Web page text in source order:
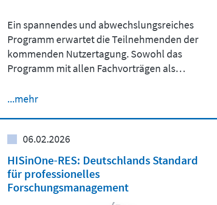
Ein spannendes und abwechslungsreiches
Programm erwartet die Teilnehmenden der
kommenden Nutzertagung. Sowohl das
Programm mit allen Fachvorträgen als…
...mehr
06.02.2026
HISinOne‑RES: Deutschlands Standard
für professionelles
Forschungsmanagement